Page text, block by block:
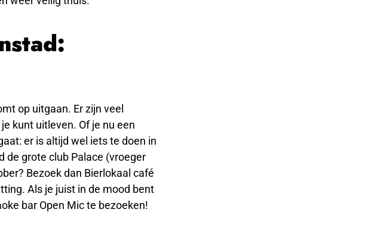
op uitgaan. Er zijn veel
kunt uitleven. Of je nu een
er is altijd wel iets te doen in
de grote club Palace (vroeger
Bezoek dan Bierlokaal café
Als je juist in de mood bent
bar Open Mic te bezoeken!